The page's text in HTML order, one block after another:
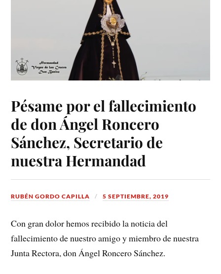
Pésame por el fallecimiento
de don Ángel Roncero
Sánchez, Secretario de
nuestra Hermandad
RUBÉN GORDO CAPILLA 5 SEPTIEMBRE, 2019
Con gran dolor hemos recibido la noticia del
fallecimiento de nuestro amigo y miembro de nuestra
Junta Rectora, don Ángel Roncero Sánchez.